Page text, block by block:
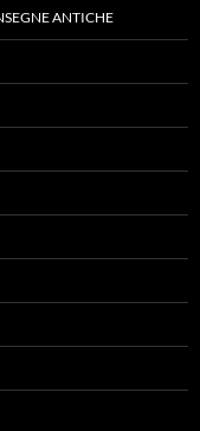
ANTICHE